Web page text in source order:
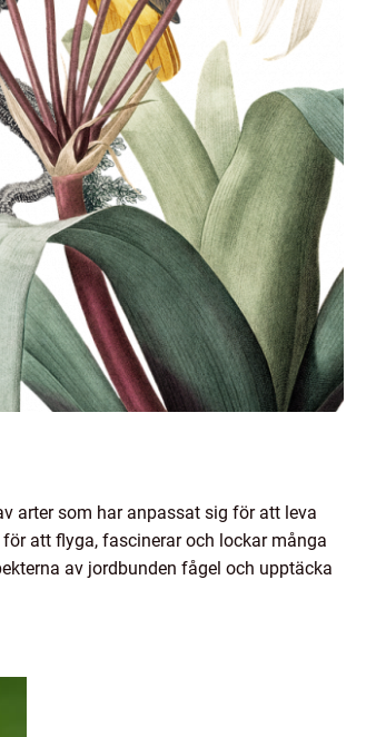
arter som har anpassat sig för att leva
att flyga, fascinerar och lockar många
av jordbunden fågel och upptäcka